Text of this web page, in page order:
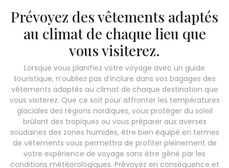
Prévoyez des vêtements adaptés
au climat de chaque lieu que
vous visiterez.
Lorsque vous planifiez votre voyage avec un guide
touristique, n’oubliez pas d’inclure dans vos bagages des
vêtements adaptés au climat de chaque destination que
vous visiterez. Que ce soit pour affronter les températures
glaciales des régions nordiques, vous protéger du soleil
brûlant des tropiques ou vous préparer aux averses
soudaines des zones humides, être bien équipé en termes
de vêtements vous permettra de profiter pleinement de
votre expérience de voyage sans être gêné par les
conditions météorologiques. Prévoyez en conséquence et